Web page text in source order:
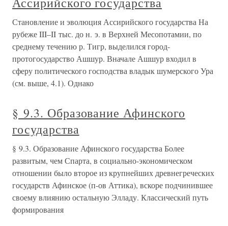
Становление и эволюция Ассирийского государства На
рубеже III–II тыс. до н. э. в Верхней Месопотамии, по
среднему течению р. Тигр, выделился город-
протогосударство Ашшур. Вначале Ашшур входил в
сферу политического господства владык шумерского Ура
(см. выше, 4.1). Однако
§ 9.3. Образование Афинского
государства
§ 9.3. Образование Афинского государства Более
развитым, чем Спарта, в социально-экономическом
отношении было второе из крупнейших древнегреческих
государств Афинское (п-ов Аттика), вскоре подчинившее
своему влиянию остальную Элладу. Классический путь
формирования